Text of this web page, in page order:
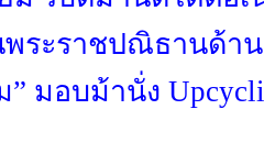
ระราชปณิธานด้า
มอบม้านั่ง